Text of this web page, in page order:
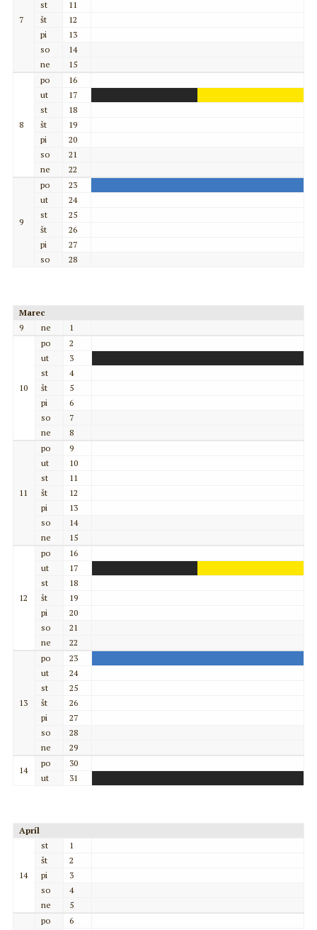
7
st
11
št
12
pi
13
so
14
ne
15
8
po
16
ut
17
st
18
št
19
pi
20
so
21
ne
22
9
po
23
ut
24
st
25
št
26
pi
27
so
28
Marec
9
ne 1
10
po
2
ut
3
st
4
št
5
pi
6
so
7
ne
8
11
po
9
ut
10
st
11
št
12
pi
13
so
14
ne
15
12
po
16
ut
17
st
18
št
19
pi
20
so
21
ne
22
13
po
23
ut
24
st
25
št
26
pi
27
so
28
ne
29
14
po
30
ut
31
Apríl
14
st
1
št
2
pi
3
so
4
ne
5
po
6